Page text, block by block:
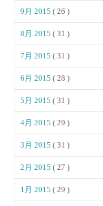
9月 2015( 26 )
8月 2015( 31 )
7月 2015( 31 )
6月 2015( 28 )
5月 2015( 31 )
4月 2015( 29 )
3月 2015( 31 )
2月 2015( 27 )
1月 2015( 29 )